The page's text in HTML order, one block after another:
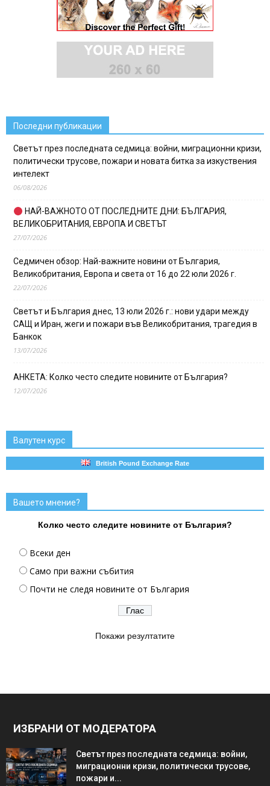
Последни публикации
Светът през последната седмица: войни, миграционни кризи,
политически трусове, пожари и новата битка за изкуствения
интелект
06/08/2026
НАЙ-ВАЖНОТО ОТ ПОСЛЕДНИТЕ ДНИ: БЪЛГАРИЯ,
ВЕЛИКОБРИТАНИЯ, ЕВРОПА И СВЕТЪТ
27/07/2026
Седмичен обзор: Най-важните новини от България,
Великобритания, Европа и света от 16 до 22 юли 2026 г.
22/07/2026
Светът и България днес, 13 юли 2026 г.: нови удари между
САЩ и Иран, жеги и пожари във Великобритания, трагедия в
Банкок
13/07/2026
АНКЕТА: Колко често следите новините от България?
12/07/2026
Валутен курс
British Pound Exchange Rate
Вашето мнение?
Колко често следите новините от България?
Всеки ден
Само при важни събития
Почти не следя новините от България
Покажи резултатите
ИЗБРАНИ ОТ МОДЕРАТОРА
Светът през последната седмица: войни,
миграционни кризи, политически трусове,
пожари и...